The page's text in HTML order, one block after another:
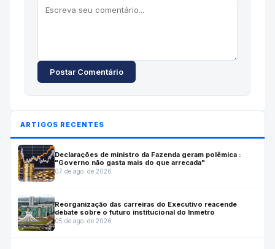
Postar Comentário
ARTIGOS RECENTES
Declarações de ministro da Fazenda geram polêmica :
"Governo não gasta mais do que arrecada"
07 de ago. de 2026
Reorganização das carreiras do Executivo reacende
debate sobre o futuro institucional do Inmetro
05 de ago. de 2026